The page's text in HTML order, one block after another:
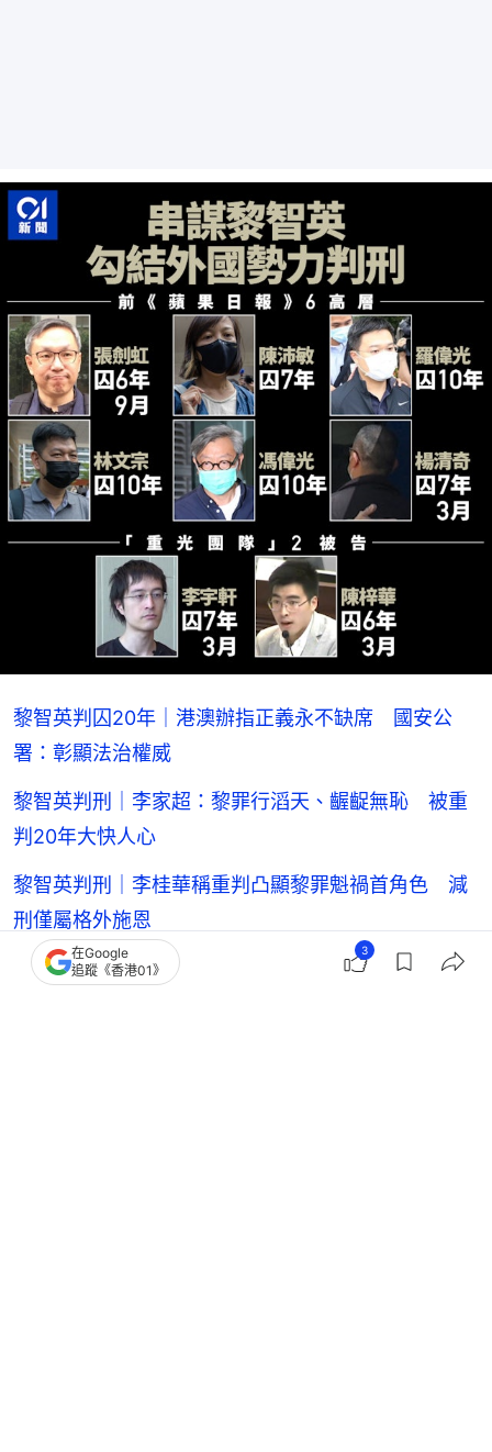
黎智英判囚20年｜港澳辦指正義永不缺席 國安公
署：彰顯法治權威
黎智英判刑｜李家超：黎罪行滔天、齷齪無恥 被重
判20年大快人心
黎智英判刑｜李桂華稱重判凸顯黎罪魁禍首角色 減
刑僅屬格外施恩
黎智英判囚20年｜各黨派支持量刑 葉劉：以健康不
在Google
追蹤《香港01》
3